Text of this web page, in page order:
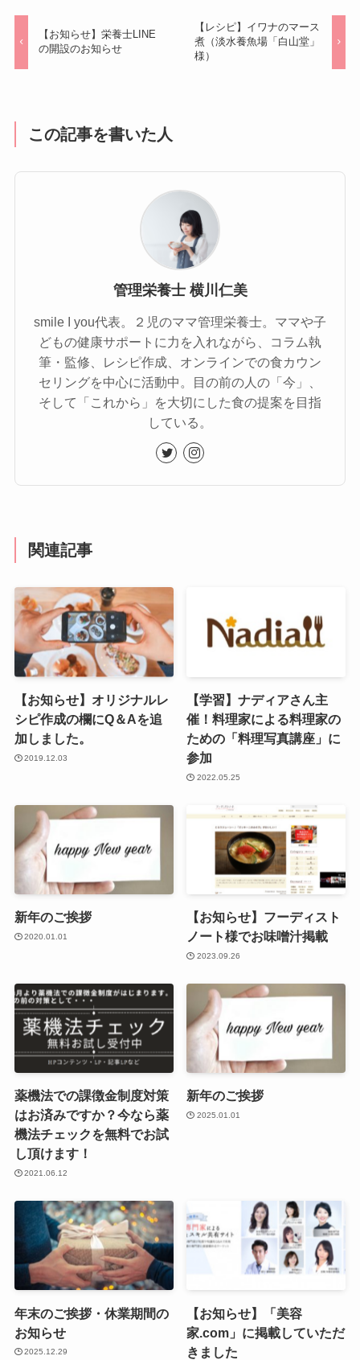
【お知らせ】栄養士LINE
の開設のお知らせ
【レシピ】イワナのマース
煮（淡水養魚場「白山堂」
様）
この記事を書いた人
管理栄養士 横川仁美
smile I you代表。２児のママ管理栄養士。ママや子
どもの健康サポートに力を入れながら、コラム執
筆・監修、レシピ作成、オンラインでの食カウン
セリングを中心に活動中。目の前の人の「今」、
そして「これから」を大切にした食の提案を目指
している。
関連記事
【お知らせ】オリジナルレ
シピ作成の欄にQ＆Aを追
加しました。
2019.12.03
【学習】ナディアさん主
催！料理家による料理家の
ための「料理写真講座」に
参加
2022.05.25
新年のご挨拶
2020.01.01
【お知らせ】フーディスト
ノート様でお味噌汁掲載
2023.09.26
薬機法での課徴金制度対策
はお済みですか？今なら薬
機法チェックを無料でお試
し頂けます！
2021.06.12
新年のご挨拶
2025.01.01
年末のご挨拶・休業期間の
お知らせ
2025.12.29
【お知らせ】「美容
家.com」に掲載していただ
きました